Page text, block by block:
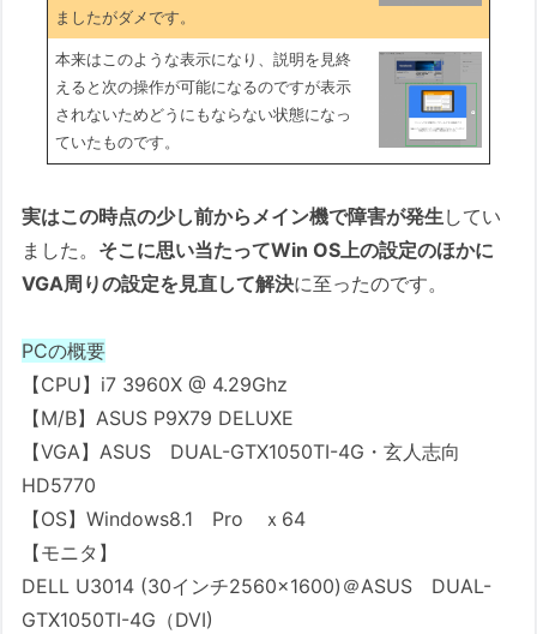
ましたがダメです。
本来はこのような表示になり、説明を見終
えると次の操作が可能になるのですが表示
されないためどうにもならない状態になっ
ていたものです。
実はこの時点の少し前からメイン機で障害が発生 してい
ました。 そこに思い当たってWin OS上の設定のほかに
VGA周りの設定を見直して解決に至ったのです。
PCの概要
【CPU】i7 3960X @ 4.29Ghz
【M/B】ASUS P9X79 DELUXE
【VGA】ASUS DUAL-GTX1050TI-4G・玄人志向
HD5770
【OS】Windows8.1 Pro ｘ64
【モニタ】
DELL U3014 (30インチ2560×1600)＠ASUS DUAL-
GTX1050TI-4G（DVI)